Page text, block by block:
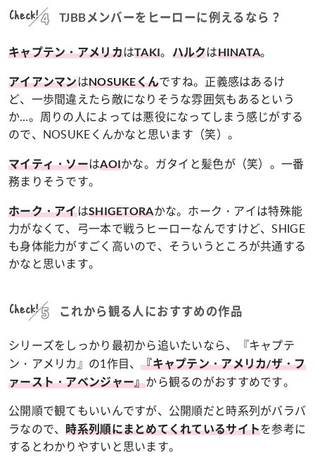
Check! TJBBメンバーをヒーローに例えるなら？
キャプテン・アメリカはTAKI。 ハルクはHINATA。
アイアンマンはNOSUKEくんですね。正義感はあるけ
ど、一歩間違えたら敵になりそうな雰囲気もあるという
か…。周りの人によっては悪役になってしまう感じがする
ので、NOSUKEくんかなと思います（笑）。
マイティ・ソーはAOIかな。ガタイと髪色が（笑）。一番
務まりそうです。
ホーク・アイはSHIGETORAかな。ホーク・アイは特殊能
力がなくて、弓一本で戦うヒーローなんですけど、SHIGE
も身体能力がすごく高いので、そういうところが共通する
かなと思います。
Check! これから観る人におすすめの作品
シリーズをしっかり最初から追いたいなら、『キャプテ
ン・アメリカ』の1作目、『キャプテン・アメリカ/ザ・フ
ァースト・アベンジャー』から観るのがおすすめです。
公開順で観てもいいんですが、公開順だと時系列がバラバ
ラなので、時系列順にまとめてくれているサイトを参考に
するとわかりやすいと思います。